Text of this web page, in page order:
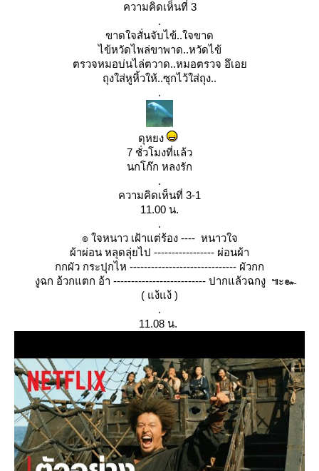
ความคิดเห็นที่ 3
.
ขาดใจสั่นจับไข้..ใจขาด
ไข้หวัดไพล่ขาพาด..หวัดไข้
ตรวจหมอบ่นไล่ตวาด..หมอตรวจ อึเอ
ถุงใส่หูหิ้วให้..ซุกไว้ใส่ถุง..
.
ดุหยง
7 ชั่วโมงที่แล้ว
นกโก๊ก หลงรัก
.
ความคิดเห็นที่ 3-1
11.00 น.
.
๏ ใจหนาว เฝ้าแต่ร้อง ---- หนาวใจ
ผ้าผ่อน หลุดลุ่ยไป ----------------- ผ่อนผ้า
กกผัว กระปุกไห ------------------------------ ผัวกก
งูฉก อ้วกแตก อ้า -------------------------- ปากแล้วฉกงู ๚ะ๛
( แง้แง้ )
.
11.08 น.